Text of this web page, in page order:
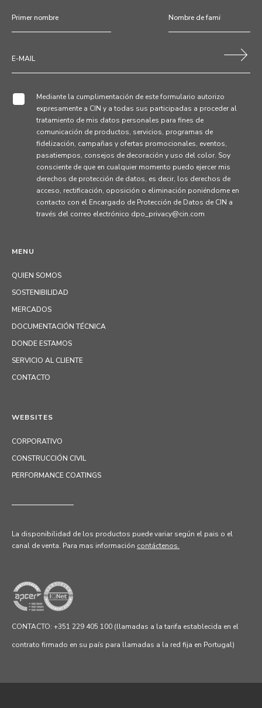
MENU
QUIEN SOMOS
SOSTENIBILIDAD
MERCADOS
DOCUMENTACIÓN TÉCNICA
DONDE ESTAMOS
SERVICIO AL CLIENTE
CONTACTO
Mediante la cumplimentación de este formulario autorizo
expresamente a CIN y a todas sus participadas a proceder al
tratamiento de mis datos personales para fines de
comunicación de productos, servicios, programas de
fidelización, campañas y ofertas promocionales, eventos,
pasatiempos, consejos de decoración y uso del color. Soy
consciente de que en cualquier momento puedo ejercer mis
derechos de protección de datos, es decir, los derechos de
acceso, rectificación, oposición o eliminación poniéndome en
contacto con el Encargado de Protección de Datos de CIN a
través del correo electrónico dpo_privacy@cin.com
WEBSITES
CORPORATIVO
CONSTRUCCIÓN CIVIL
PERFORMANCE COATINGS
La disponibilidad de los productos puede variar según el pais o el
canal de venta. Para mas información contáctenos.
CONTACTO: +351 229 405 100 (llamadas a la tarifa establecida en el
contrato firmado en su país para llamadas a la red fija en Portugal)